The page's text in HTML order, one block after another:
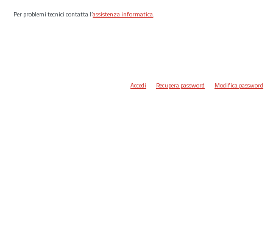
Per problemi tecnici contatta l’assistenza informatica.
Accedi Recupera password Modifica password